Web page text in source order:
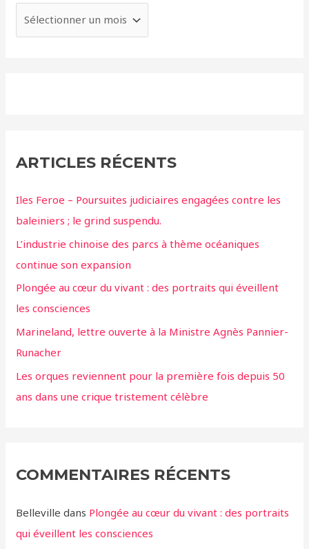
ARTICLES RÉCENTS
Iles Feroe – Poursuites judiciaires engagées contre les
baleiniers ; le grind suspendu.
L’industrie chinoise des parcs à thème océaniques
continue son expansion
Plongée au cœur du vivant : des portraits qui éveillent
les consciences
Marineland, lettre ouverte à la Ministre Agnès Pannier-
Runacher
Les orques reviennent pour la première fois depuis 50
ans dans une crique tristement célèbre
COMMENTAIRES RÉCENTS
Belleville dans Plongée au cœur du vivant : des portraits
qui éveillent les consciences